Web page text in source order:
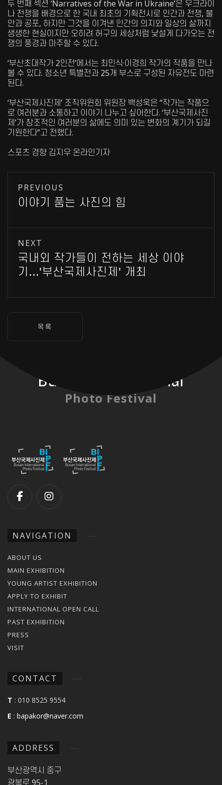
두 번째 섹션 ‘Narratives of the War in Ukraine’은 우크라이
나 전쟁을 배경으로 한 국내 최초의 기획전시로 인간과 전쟁, 불
안과 공포, 하지만 그것을 이겨낸 인간의 의지와 일상의 삶까지
생생한 현실이지만 오히려 허구의 세상처럼 낯설게 다가오는 전
쟁의 풍경과 마주할 수 있다.
‘부산초대작가 2인전’에서는 최민식·이경희 작가의 작품을 만나
볼 수 있다. 청소년 특별전과 25개 부스로 구성된 자유전도 마련
된다.
‘부산국제사진제’ 조직위윈회 위원장 백성욱은 “작가는 작품으
로 여러분과 소통하고 이야기 나누고 싶어한다. ‘부산국제사진
제’가 창조적인 여러분의 삶에도 의미 있는 변화의 계기가 되길
기원한다”고 전했다.
스포츠 경향 김지우 온라인기자
PREVIOUS
이야기 품는 사진의 힘
NEXT
국내외 작가들이 전하는 세상 이야
기...'부산국제사진제' 개최
Busan International
Photo Festival
NAVIGATION
ABOUT US
MAIN EXHIBITION
YOUNG ARTIST EXHIBITION
APPLY TO EXHIBIT
INTERNATIONAL OPEN CALL
PAST EXHIBITION
PRESS
VISIT
CONTACT
T : 010 8525 9554
E : bapakor@naver.com
ADDRESS
부산광역시 중구
광복로 95-1